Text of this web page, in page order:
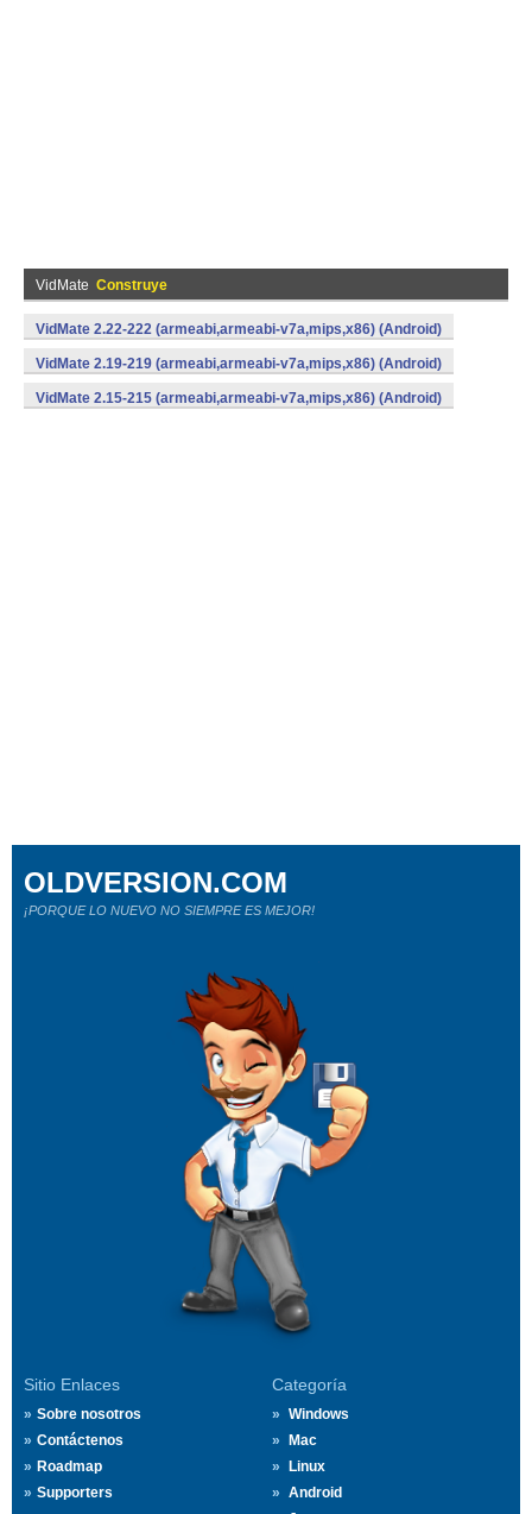
VidMate Construye
VidMate 2.22-222 (armeabi,armeabi-v7a,mips,x86) (Android)
VidMate 2.19-219 (armeabi,armeabi-v7a,mips,x86) (Android)
VidMate 2.15-215 (armeabi,armeabi-v7a,mips,x86) (Android)
Sitio Enlaces
Sobre nosotros
Contáctenos
Roadmap
Supporters
Categoría
Windows
Mac
Linux
Android
OLDVERSION.COM
¡PORQUE LO NUEVO NO SIEMPRE ES MEJOR!